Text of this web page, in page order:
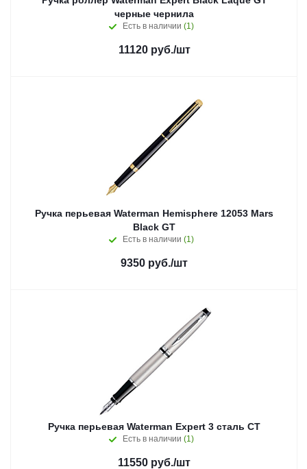
черные чернила
Есть в наличии (1)
11120руб./шт
Ручка перьевая Waterman Hemisphere 12053 Mars
Black GT
Есть в наличии (1)
9350 руб./шт
Ручка перьевая Waterman Expert 3 сталь СT
Есть в наличии (1)
11550 руб./шт